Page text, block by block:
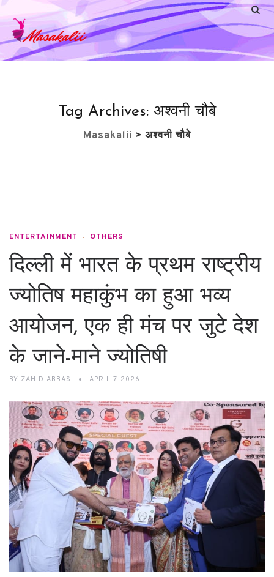
Tag Archives: अश्वनी चौबे
Masakalii > अश्वनी चौबे
ENTERTAINMENT OTHERS
दिल्ली में भारत के प्रथम राष्ट्रीय
ज्योतिष महाकुंभ का हुआ भव्य
आयोजन, एक ही मंच पर जुटे देश
के जाने-माने ज्योतिषी
BY ZAHID ABBAS APRIL 7, 2026